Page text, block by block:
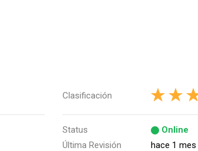
Clasificación
Status
Online
Última Revisión
hace 1 mes